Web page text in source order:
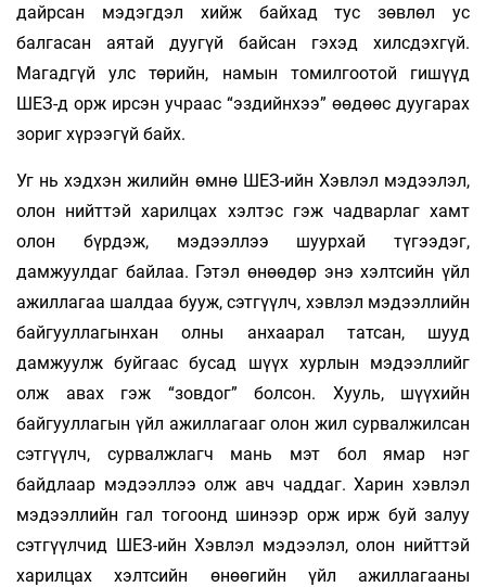
дайрсан мэдэгдэл хийж байхад тус зөвлөл ус
балгасан аятай дуугүй байсан гэхэд хилсдэхгүй.
Магадгүй улс төрийн, намын томилгоотой гишүүд
ШЕЗ-д орж ирсэн учраас “эздийнхээ” өөдөөс дуугарах
зориг хүрээгүй байх.
Уг нь хэдхэн жилийн өмнө ШЕЗ-ийн Хэвлэл мэдээлэл,
олон нийттэй харилцах хэлтэс гэж чадварлаг хамт
олон бүрдэж, мэдээллээ шуурхай түгээдэг,
дамжуулдаг байлаа. Гэтэл өнөөдөр энэ хэлтсийн үйл
ажиллагаа шалдаа бууж, сэтгүүлч, хэвлэл мэдээллийн
байгууллагынхан олны анхаарал татсан, шууд
дамжуулж буйгаас бусад шүүх хурлын мэдээллийг
олж авах гэж “зовдог” болсон. Хууль, шүүхийн
байгууллагын үйл ажиллагааг олон жил сурвалжилсан
сэтгүүлч, сурвалжлагч мань мэт бол ямар нэг
байдлаар мэдээллээ олж авч чаддаг. Харин хэвлэл
мэдээллийн гал тогоонд шинээр орж ирж буй залуу
сэтгүүлчид ШЕЗ-ийн Хэвлэл мэдээлэл, олон нийттэй
харилцах хэлтсийн өнөөгийн үйл ажиллагааны